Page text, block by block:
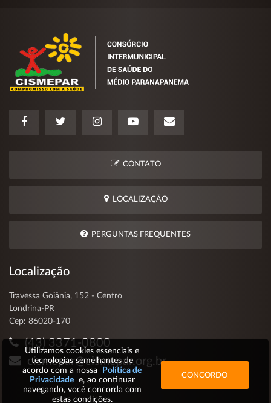
CONTATO
LOCALIZAÇÃO
PERGUNTAS FREQUENTES
Localização
Travessa Goiânia, 152 - Centro
Londrina-PR
Cep: 86020-170
(43) 3371-0800
cismepar@cismepar.org.br
Utilizamos cookies essenciais e
tecnologias semelhantes de
acordo com a nossa
Política de
Privacidadee, ao continuar
navegando, você concorda com
estas condições.
CONCORDO